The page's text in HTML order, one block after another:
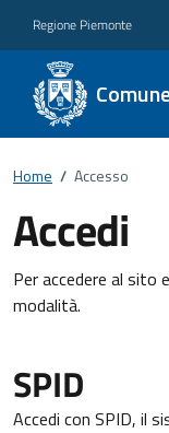
Regione Piemonte
Home / Accesso
Accedi
Per accedere al sito
modalità.
SPID
Accedi con SPID, il